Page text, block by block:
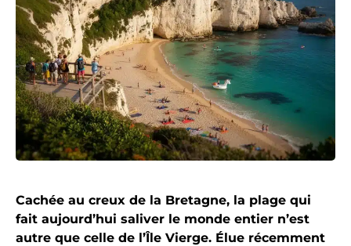
Cachée au creux de la Bretagne, la plage qui
fait aujourd’hui saliver le monde entier n’est
autre que celle de l’Île Vierge. Élue récemment